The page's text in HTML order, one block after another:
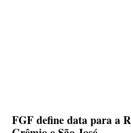
FGF define data para a